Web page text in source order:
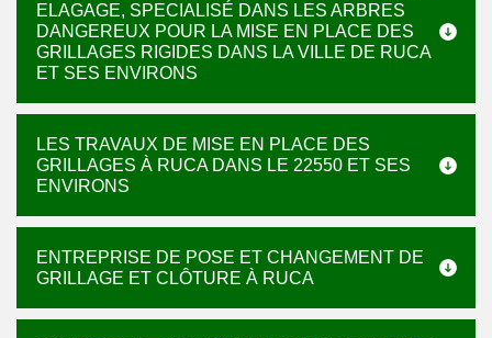
ELAGAGE, SPECIALISÉ DANS LES ARBRES
DANGEREUX POUR LA MISE EN PLACE DES
GRILLAGES RIGIDES DANS LA VILLE DE RUCA
ET SES ENVIRONS
LES TRAVAUX DE MISE EN PLACE DES
GRILLAGES À RUCA DANS LE 22550 ET SES
ENVIRONS
ENTREPRISE DE POSE ET CHANGEMENT DE
GRILLAGE ET CLÔTURE À RUCA